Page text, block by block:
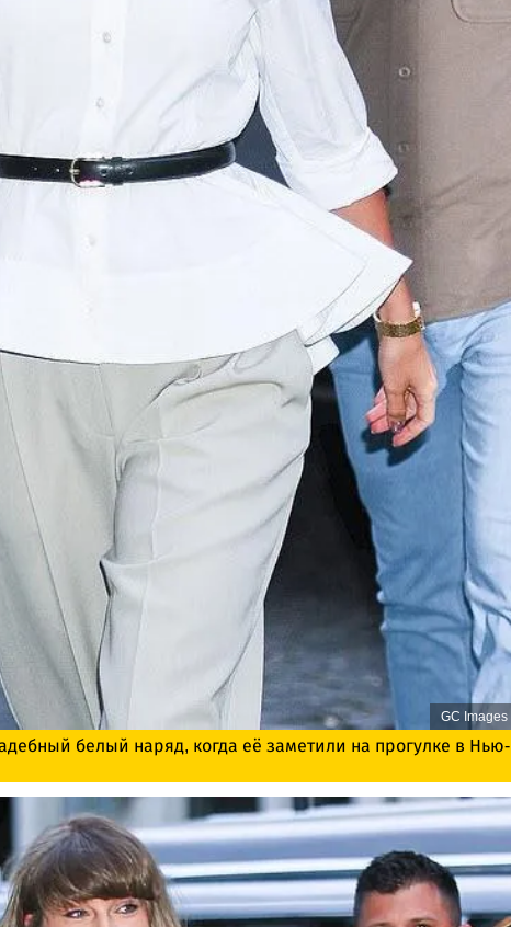
GC Images
белый наряд, когда её заметили на прогулке в Нью-